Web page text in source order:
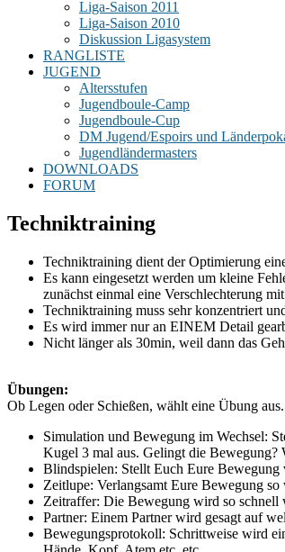
Liga-Saison 2011
Liga-Saison 2010
Diskussion Ligasystem
RANGLISTE
JUGEND
Altersstufen
Jugendboule-Camp
Jugendboule-Cup
DM Jugend/Espoirs und
Jugendländermasters
DOWNLOADS
FORUM
Techniktraining
Techniktraining dient der Optimierung
Es kann eingesetzt werden um kleine
zunächst einmal eine Verschlechterung
Techniktraining muss sehr konzentriert
Es wird immer nur an EINEM Detail
Nicht länger als 30min, weil dann das
Übungen:
Ob Legen oder Schießen, wählt eine Übung
Simulation und Bewegung im Wechsel:
Kugel 3 mal aus. Gelingt die Bewegung?
Blindspielen: Stellt Euch Eure Bewegung
Zeitlupe: Verlangsamt Eure Bewegung
Zeitraffer: Die Bewegung wird so schnell
Partner: Einem Partner wird gesagt auf
Bewegungsprotokoll: Schrittweise wird